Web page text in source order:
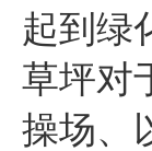
起到绿
草坪对
操场、